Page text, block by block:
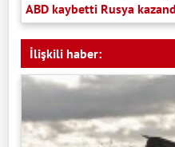
ABD kaybetti Rusya
İlişkili haber: